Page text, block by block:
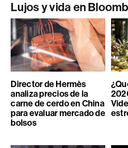
Lujos y vida en
Director de Hermès
analiza precios de la
carne de cerdo en China
para evaluar mercado de
bolsos